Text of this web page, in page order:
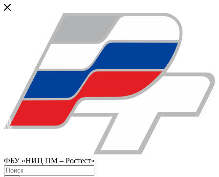
ФБУ «НИЦ ПМ – Ростест»